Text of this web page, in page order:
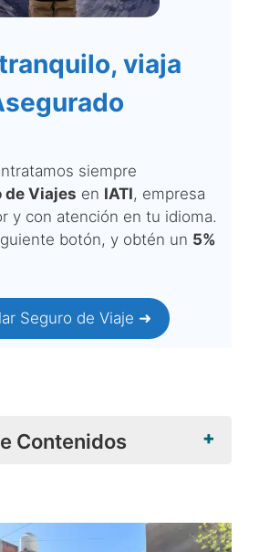
viaja
siempre
de Viajes en IATI, empresa
y con atención en tu idioma.
botón, y obtén un 5%
Seguro de Viaje ➜
Contenidos +